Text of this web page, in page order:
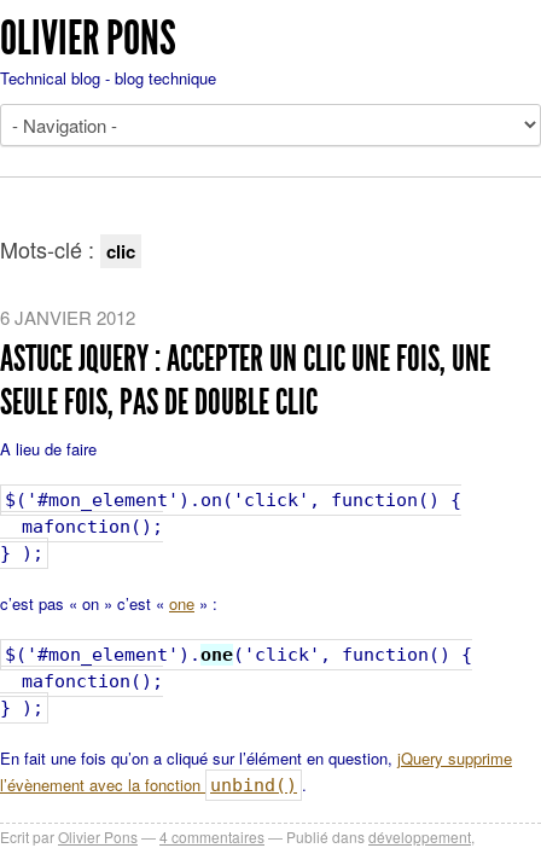
OLIVIER PONS
Technical blog - blog technique
Mots-clé : clic
6 JANVIER 2012
ASTUCE JQUERY : ACCEPTER UN CLIC UNE FOIS, UNE
SEULE FOIS, PAS DE DOUBLE CLIC
A lieu de faire
$('#mon_element').on('click', function() {
mafonction();
} );
c’est pas « on » c’est « one » :
$('#mon_element').one('click', function() {
mafonction();
} );
En fait une fois qu’on a cliqué sur l’élément en question, jQuery supprime
l’évènement avec la fonction unbind() .
Ecrit parOlivier Pons 4 commentaires Publié dansdéveloppement